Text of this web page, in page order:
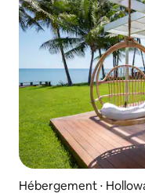
Hébergement ⋅